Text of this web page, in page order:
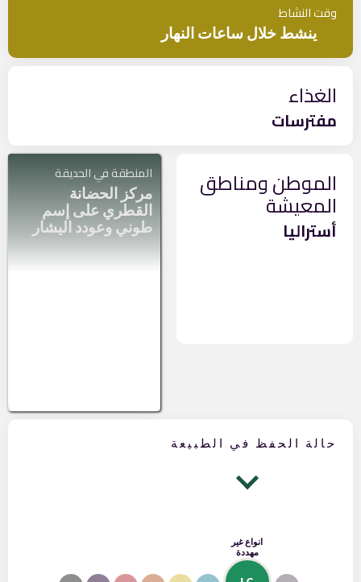
وقت النشاط
ينشط خلال ساعات النهار
الغذاء
مفترسات
الموطن ومناطق
المعيشة
أستراليا
المنطقة في الحديقة
مركز الحضانة
القطري على إسم
طوني وعودد اليشار
حالة الحفظ في الطبيعة
انواع غير
مهددة